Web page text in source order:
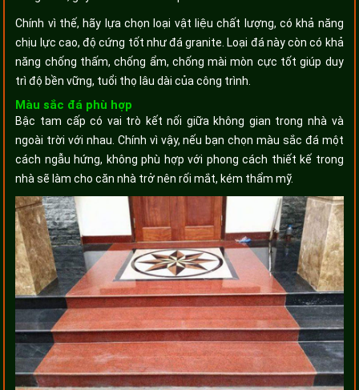
Chính vì thế, hãy lựa chọn loại vật liệu chất lượng, có khả năng
chịu lực cao, độ cứng tốt như đá granite. Loại đá này còn có khả
năng chống thấm, chống ẩm, chống mài mòn cực tốt giúp duy
trì độ bền vững, tuổi thọ lâu dài của công trình.
Màu sắc đá phù hợp
Bậc tam cấp có vai trò kết nối giữa không gian trong nhà và
ngoài trời với nhau. Chính vì vậy, nếu bạn chọn màu sắc đá một
cách ngẫu hứng, không phù hợp với phong cách thiết kế trong
nhà sẽ làm cho căn nhà trở nên rối mắt, kém thẩm mỹ.